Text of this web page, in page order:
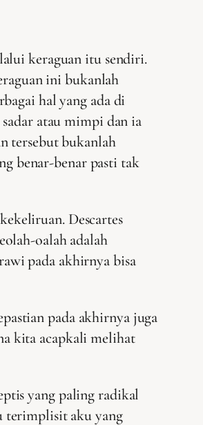
keraguan itu sendiri.
ini bukanlah
hal yang ada di
atau mimpi dan ia
tersebut bukanlah
benar-benar pasti tak
Descartes
oalah adalah
pada akhirnya bisa
pada akhirnya juga
kita acapkali melihat
yang paling radikal
terimplisit aku yang